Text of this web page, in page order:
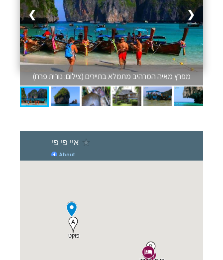
❯ ❮
מפרץ מאיה המרהיב מתמלא בתיירים (צילום: נורית פרח)